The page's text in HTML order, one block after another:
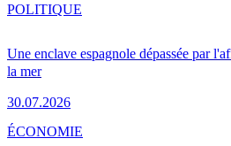
Une enclave espagnole dépassée par
la mer
30.07.2026
POLITIQUE
ÉCONOMIE